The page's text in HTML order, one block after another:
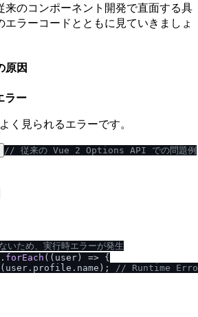
来のコンポーネント開発で直面する具
ラーコードとともに見ていきましょ
原因
ラー
く見られるエラーです。
/ / 従来の Vue 2 Options API での問題例
いため、実行時エラーが発生
. forEach ( ( user) => {
(user. profile . name ); / / Runtime